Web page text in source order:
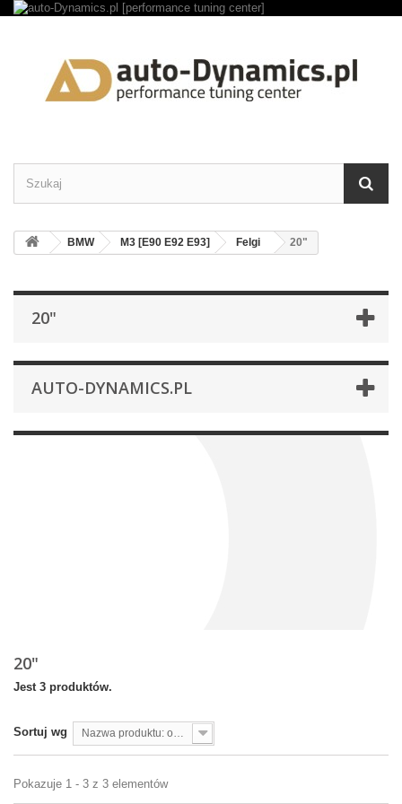
BMW M3 [E90 E92 E93] Felgi 20"
20"
AUTO-DYNAMICS.PL
20"
Jest 3 produktów.
Sortuj wg Nazwa produktu: od A do Z
Pokazuje 1 - 3 z 3 elementów